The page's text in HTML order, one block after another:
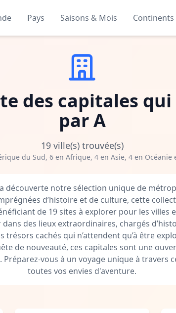
Pays Saisons & Mois Continents
des capitales
par A
19 ville(s) trouvée(s)
du Sud, 6 en Afrique, 4 en Asie, 4 en
découverte notre sélection unique de
d’histoire et de culture, cette
de 19 sites à explorer pour les villes
des lieux extraordinaires, chargés
cachés qui n’attendent qu’à être
de nouveauté, ces capitales sont une
vous à un voyage unique à travers
toutes vos envies d'aventure.